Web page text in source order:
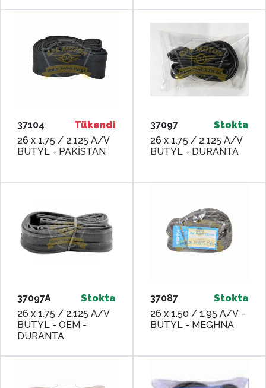
37104
Tükendi
26 x 1.75 / 2.125 A/V
BUTYL - PAKİSTAN
37097
Stokta
26 x 1.75 / 2.125 A/V
BUTYL - DURANTA
37097A
Stokta
26 x 1.75 / 2.125 A/V
BUTYL - OEM -
DURANTA
37087
Stokta
26 x 1.50 / 1.95 A/V -
BUTYL - MEGHNA